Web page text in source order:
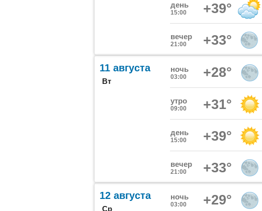
день
15:00 +39°
вечер
21:00 +33°
11 августа
Вт
ночь
03:00 +28°
утро
09:00 +31°
день
15:00 +39°
вечер
21:00 +33°
12 августа
Ср
ночь
03:00 +29°